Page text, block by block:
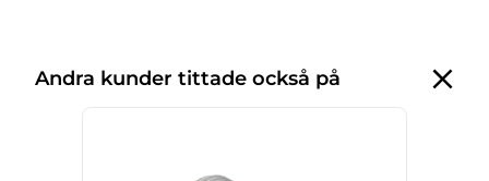
Andra kunder tittade också på